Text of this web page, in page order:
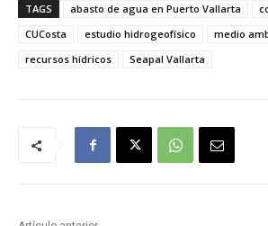
TAGS abasto de agua en Puerto Vallarta
CUCosta
estudio hidrogeofísico medio
recursos hídricos
Seapal Vallarta